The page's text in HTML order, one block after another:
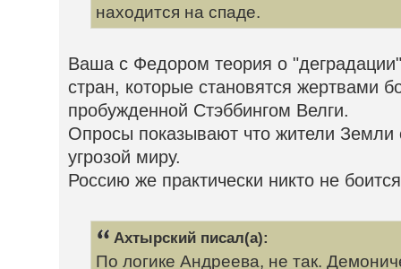
находится на спаде.
Ваша с Федором теория о "деградации"
стран, которые становятся жертвами
пробужденной Стэббингом Велги.
Опросы показывают что жители
угрозой миру.
Россию же практически никто не
Ахтырский писал(а):
По логике Андреева, не так.